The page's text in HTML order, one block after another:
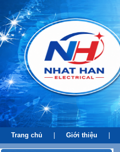
Trang chủ Giới thiệu